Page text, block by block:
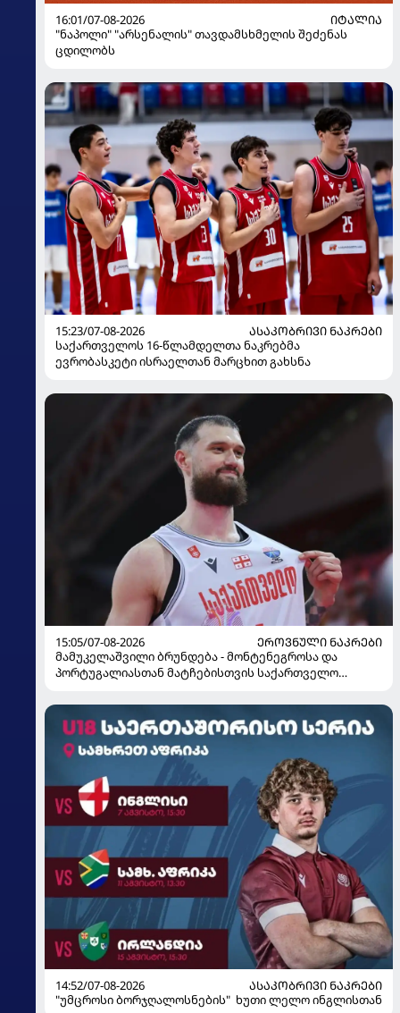
16:01/07-08-2026
ᲘᲢᲐᲚᲘᲐ
"ნაპოლი" "არსენალის" თავდამსხმელის შეძენას
ცდილობს
15:23/07-08-2026
ᲐᲡᲐᲙᲝᲑᲠᲘᲕᲘ ᲜᲐᲙᲠᲔᲑᲘ
საქართველოს 16-წლამდელთა ნაკრებმა
ევრობასკეტი ისრაელთან მარცხით გახსნა
15:05/07-08-2026
ᲔᲠᲝᲕᲜᲣᲚᲘ ᲜᲐᲙᲠᲔᲑᲘ
მამუკელაშვილი ბრუნდება - მონტენეგროსა და
პორტუგალიასთან მატჩებისთვის საქართველო
14:52/07-08-2026
ᲐᲡᲐᲙᲝᲑᲠᲘᲕᲘ ᲜᲐᲙᲠᲔᲑᲘ
"უმცროსი ბორჯღალოსნების" ხუთი ლელო ინგლისთან